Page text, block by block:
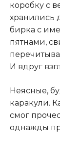
коробку с
хранились
бирка с
пятнами,
И вдруг
Неясные,
каракули.
смог
однажды